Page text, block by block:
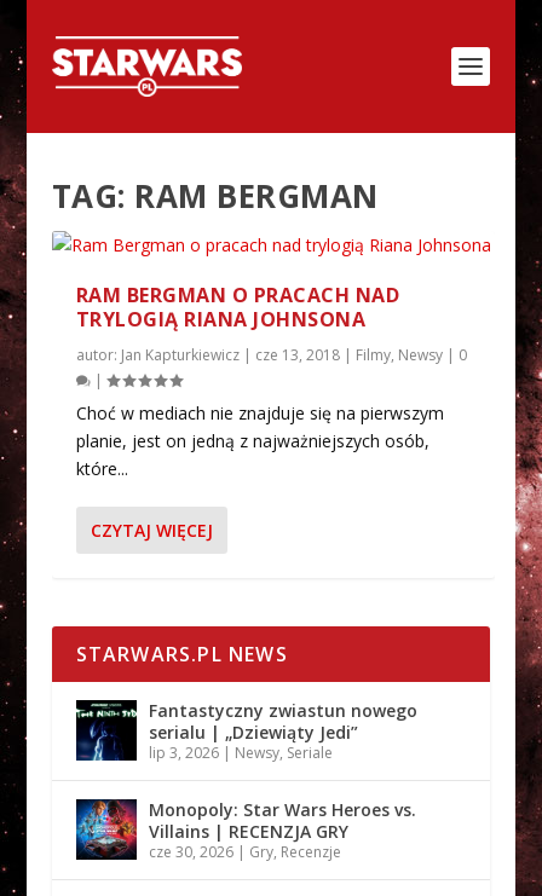
TAG: RAM BERGMAN
RAM BERGMAN O PRACACH NAD
TRYLOGIĄ RIANA JOHNSONA
autor: Jan Kapturkiewicz| cze 13, 2018| Filmy, Newsy| 0
|
Choć w mediach nie znajduje się na pierwszym
planie, jest on jedną z najważniejszych osób,
które...
CZYTAJ WIĘCEJ
STARWARS.PL NEWS
Fantastyczny zwiastun nowego
serialu | „Dziewiąty Jedi”
lip 3, 2026| Newsy, Seriale
Monopoly: Star Wars Heroes vs.
Villains | RECENZJA GRY
cze 30, 2026| Gry, Recenzje